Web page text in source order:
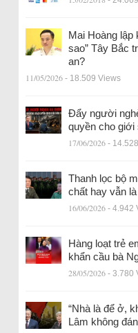
Mai Hoàng lập
sao” Tây Bắc
an?
11/05/2026 - 18.509 Views
Đẩy người
quyền cho giới
17/06/2026 -
Thanh lọc bộ
chất hay vẫn
16/06/2026 - 4.942
Hàng loạt trẻ
khẩn cầu bà
28/05/2026 - 3.780
“Nhà là để ở,
Lâm không